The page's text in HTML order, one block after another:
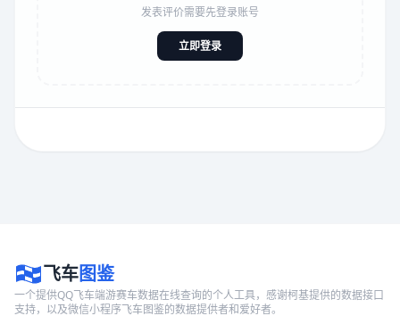
发表评价需要先登录账号
立即登录
飞车图鉴
一个提供QQ飞车端游赛车数据在线查询的个人工具，感谢柯基提供的数据接口
支持，以及微信小程序飞车图鉴的数据提供者和爱好者。